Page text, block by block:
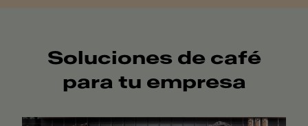
Soluciones de café
para tu empresa